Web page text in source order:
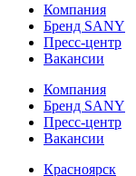
Компания
Бренд SANY
Пресс-центр
Вакансии
Компания
Бренд SANY
Пресс-центр
Вакансии
Красноярск